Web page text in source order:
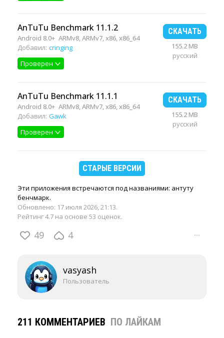
AnTuTu Benchmark 11.1.2
Android 8.0+ ARMv8, ARMv7, x86, x86_64
Добавил: cringing
Проверен
СКАЧАТЬ
155.2 MB
русский
AnTuTu Benchmark 11.1.1
Android 8.0+ ARMv8, ARMv7, x86, x86_64
Добавил: Gawk
Проверен
СКАЧАТЬ
155.2 MB
русский
СТАРЫЕ ВЕРСИИ
Эти приложения встречаются под названиями: антуту
бенчмарк.
Обновлено: 17 июля 2026, 21:13.
Рейтинг 4.7 на основе 53 оценок.
49 4 ···
vasyash
Пользователь
211 КОММЕНТАРИЕВ ПО ЛАЙКАМ